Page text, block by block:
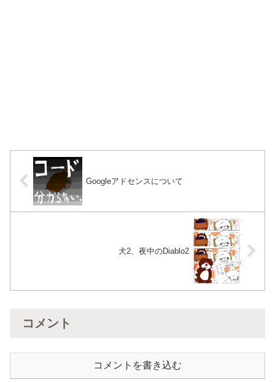
Googleアドセンスについて
犬2、夜中のDiablo2
コメント
コメントを書き込む